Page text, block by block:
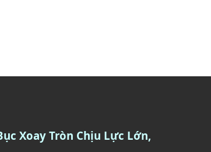
Xoay Tròn Chịu Lực Lớn,